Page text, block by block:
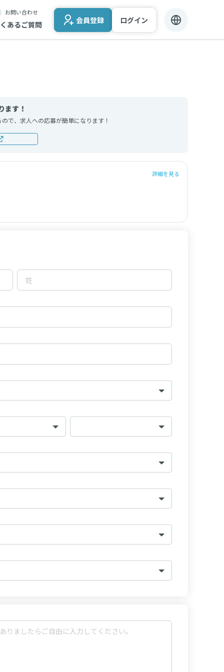
あるご質問
お問い合わせ
会員登録 ログイン
ます！
で、求人への応募が簡単になります！
詳細を見る